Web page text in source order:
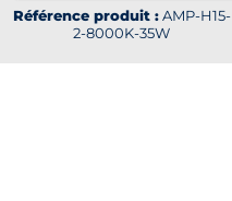
Référence produit :AMP-H15-
2-8000K-35W